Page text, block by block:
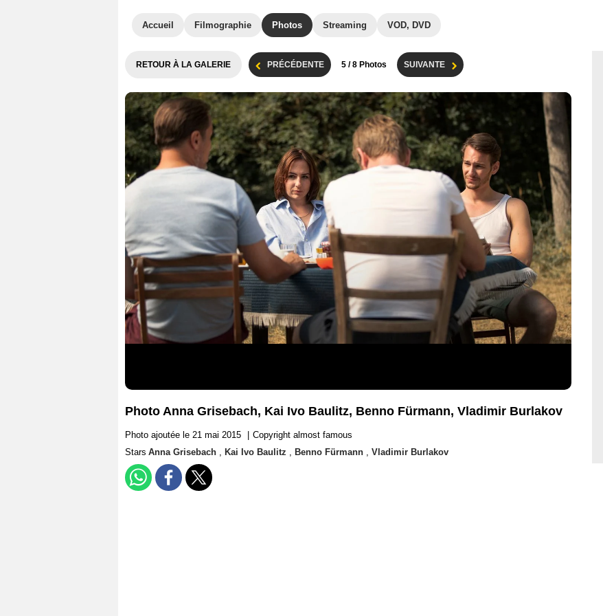
Accueil Filmographie Photos Streaming VOD, DVD
RETOUR À LA GALERIE PRÉCÉDENTE 5 / 8 Photos SUIVANTE
Photo Anna Grisebach, Kai Ivo Baulitz, Benno Fürmann, Vladimir Burlakov
Photo ajoutée le 21 mai 2015
Copyright almost famous
Stars Anna Grisebach , Kai Ivo Baulitz , Benno Fürmann , Vladimir Burlakov